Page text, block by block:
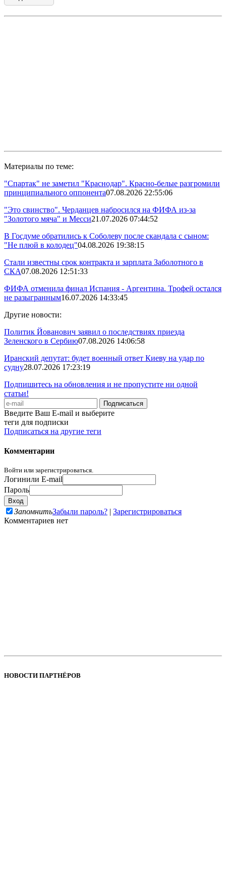
Материалы по теме:
"Спартак" не заметил "Краснодар". Красно-белые разгромили
принципиального оппонента07.08.2026 22:55:06
"Это свинство". Черданцев набросился на ФИФА из-за
"Золотого мяча" и Месси21.07.2026 07:44:52
В Госдуме обратились к Соболеву после скандала с сыном:
"Не плюй в колодец"04.08.2026 19:38:15
Стали известны срок контракта и зарплата Заболотного в
СКА07.08.2026 12:51:33
ФИФА отменила финал Испания - Аргентина. Трофей остался
не разыгранным16.07.2026 14:33:45
Другие новости:
Политик Йованович заявил о последствиях приезда
Зеленского в Сербию07.08.2026 14:06:58
Иранский депутат: будет военный ответ Киеву на удар по
судну28.07.2026 17:23:19
Подпишитесь на обновления и не пропустите ни одной
статьи!
Введите Ваш E-mail и выберите
теги для подписки
Подписаться на другие теги
Комментарии
Войти или зарегистрироваться.
Логинили E-mail
Пароль
ЗапомнитьЗабыли пароль? | Зарегистрироваться
Комментариев нет
НОВОСТИ ПАРТНЁРОВ